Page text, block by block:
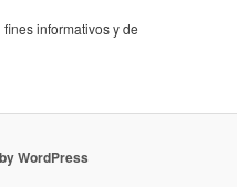
informativos y de
WordPress